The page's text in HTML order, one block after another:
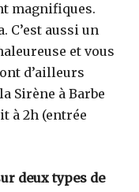
magnifiques.
C’est aussi un
et vous
d’ailleurs
Sirène à Barbe
à 2h (entrée
deux types de